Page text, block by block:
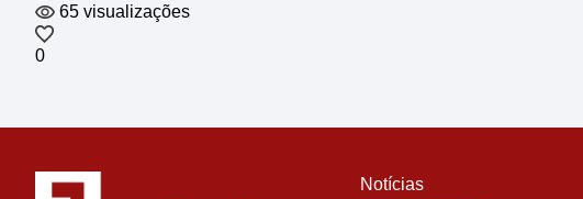
65 visualizações
0
Notícias